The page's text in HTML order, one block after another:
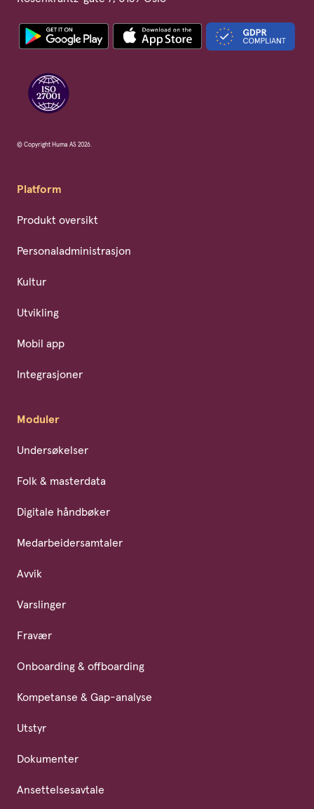
© Copyright Huma AS 2026.
Platform
Produkt oversikt
Personaladministrasjon
Kultur
Utvikling
Mobil app
Integrasjoner
Moduler
Undersøkelser
Folk & masterdata
Digitale håndbøker
Medarbeidersamtaler
Avvik
Varslinger
Fravær
Onboarding & offboarding
Kompetanse & Gap-analyse
Utstyr
Dokumenter
Ansettelsesavtale